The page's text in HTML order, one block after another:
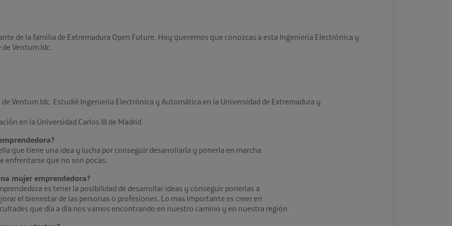
de la familia de Extremadura Open Future. Hoy queremos que conozcas a esta Ingeniería Electrónica y
Ventum Idc.
Ventum Idc. Estudié Ingeniería Electrónica y Automática en la Universidad de Extremadura y
en la Universidad Carlos III de Madrid
que tiene una idea y lucha por conseguir desarrollarla y ponerla en marcha
enfrentarse que no son pocas.
mujer emprendedora?
es tener la posibilidad de desarrollar ideas y conseguir ponerlas a
el bienestar de las personas o profesiones. Lo mas importante es creer en
que día a día nos vamos encontrando en nuestro camino y en nuestra región